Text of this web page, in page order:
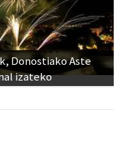
Donostiako Aste
izateko